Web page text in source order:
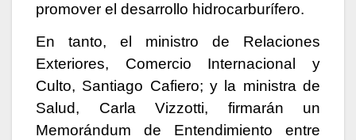
promover el desarrollo hidrocarburífero.
En tanto, el ministro de Relaciones
Exteriores, Comercio Internacional y
Culto, Santiago Cafiero; y la ministra de
Salud, Carla Vizzotti, firmarán un
Memorándum de Entendimiento entre